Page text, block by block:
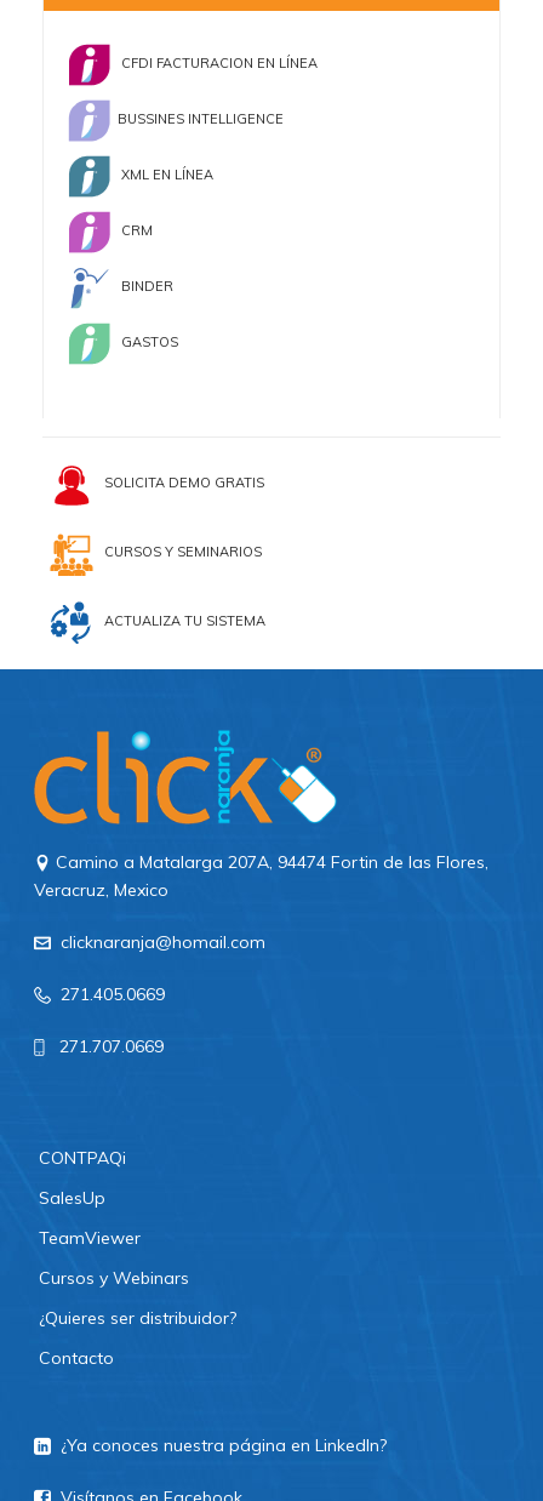
CFDI FACTURACION EN LÍNEA
BUSSINES INTELLIGENCE
XML EN LÍNEA
CRM
BINDER
GASTOS
SOLICITA DEMO GRATIS
CURSOS Y SEMINARIOS
ACTUALIZA TU SISTEMA
Camino a Matalarga 207A, 94474 Fortin de las Flores,
Veracruz, Mexico
clicknaranja@homail.com
271.405.0669
271.707.0669
CONTPAQi
SalesUp
TeamViewer
Cursos y Webinars
¿Quieres ser distribuidor?
Contacto
¿Ya conoces nuestra página en LinkedIn?